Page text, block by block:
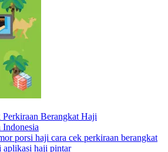
Berangkat Haji
Indonesia
porsi haji cara cek perkiraan berangkat
aplikasi haji pintar